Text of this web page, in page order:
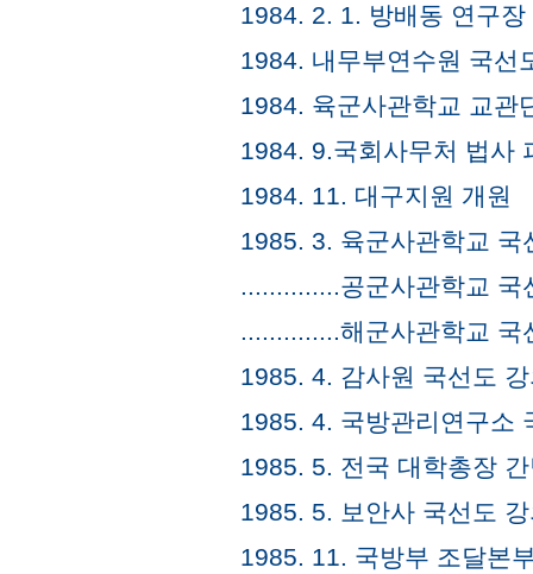
1984. 2. 1. 방배동 연구장
1984. 내무부연수원 국선
1984. 육군사관학교 교관
1984. 9.국회사무처 법사
1984. 11. 대구지원 개원
1985. 3. 육군사관학교 국
..............공군사관학교
..............해군사관학교
1985. 4. 감사원 국선도
1985. 4. 국방관리연구소
1985. 5. 전국 대학총장
1985. 5. 보안사 국선도
1985. 11. 국방부 조달본